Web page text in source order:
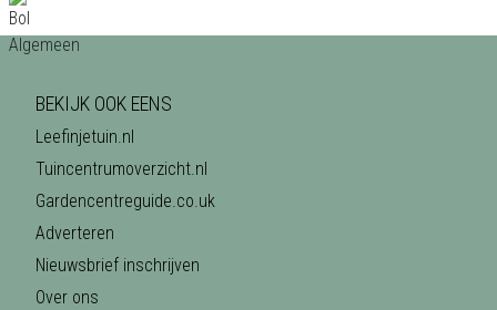
BEKIJK OOK EENS
Leefinjetuin.nl
Tuincentrumoverzicht.nl
Gardencentreguide.co.uk
Adverteren
Nieuwsbrief inschrijven
Over ons